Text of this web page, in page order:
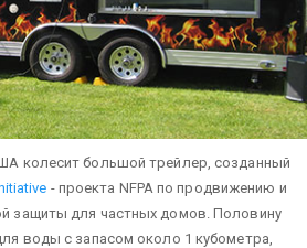
колесит большой трейлер, созданный
- проекта NFPA по продвижению и
защиты для частных домов. Половину
воды с запасом около 1 кубометра,